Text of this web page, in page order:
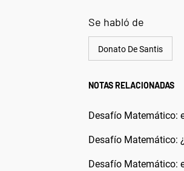
Se habló de
Donato De Santis
NOTAS RELACIONADAS
Desafío Matemático:
Desafío Matemático:
Desafío Matemático: